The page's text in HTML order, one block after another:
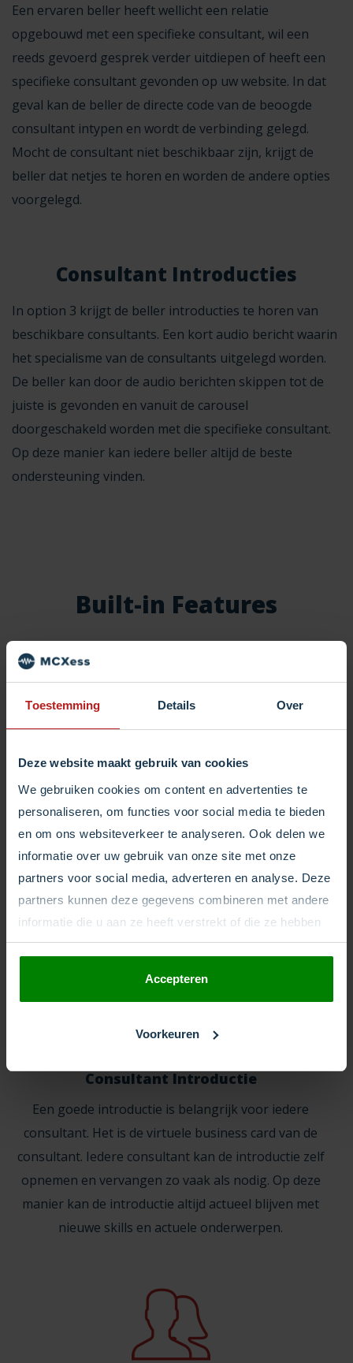
Toestemming Details Over
Deze website maakt gebruik van cookies
We gebruiken cookies om content en advertenties te
personaliseren, om functies voor social media te bieden
en om ons websiteverkeer te analyseren. Ook delen we
informatie over uw gebruik van onze site met onze
partners voor social media, adverteren en analyse. Deze
partners kunnen deze gegevens combineren met andere
informatie die u aan ze heeft verstrekt of die ze hebben
verzameld op basis van uw gebruik van hun services.
Accepteren
Voorkeuren
Een ervaren beller heeft wellicht een relatie
opgebouwd met een specifieke consultant, wil een
reeds gevoerd gesprek verder uitdiepen of heeft een
specifieke consultant gevonden op uw website. In dat
geval kan de beller de directe code van de beoogde
consultant intypen en wordt de verbinding gelegd.
Mocht de consultant niet beschikbaar zijn, krijgt de
beller dat netjes te horen en worden de andere opties
voorgelegd.
Consultant Introducties
In option 3 krijgt de beller introducties te horen van
beschikbare consultants. Een kort audio bericht waarin
het specialisme van de consultants uitgelegd worden.
De beller kan door de audio berichten skippen tot de
juiste is gevonden en vanuit de carousel
doorgeschakeld worden met die specifieke consultant.
Op deze manier kan iedere beller altijd de beste
ondersteuning vinden.
Built-in Features
Consultant Management
De Consulting Group template komt standaard met
50 consultant accounts. Als er meer nodig mochten
zijn, kunnen die toegevoegd worden. Deel een
account met iedere aangesloten consultant en die
kan direct aan de slag.
Consultant Introductie
Een goede introductie is belangrijk voor iedere
consultant. Het is de virtuele business card van de
consultant. Iedere consultant kan de introductie zelf
opnemen en vervangen zo vaak als nodig. Op deze
manier kan de introductie altijd actueel blijven met
nieuwe skills en actuele onderwerpen.